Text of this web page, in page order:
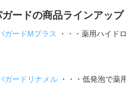
ードの商品ラインアップ
ガードMプラス ・・・薬用ハイド
ガードリナメル ・・・低発泡で薬